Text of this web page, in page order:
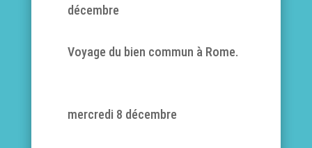
décembre
Voyage du bien commun à Rome.
mercredi 8 décembre